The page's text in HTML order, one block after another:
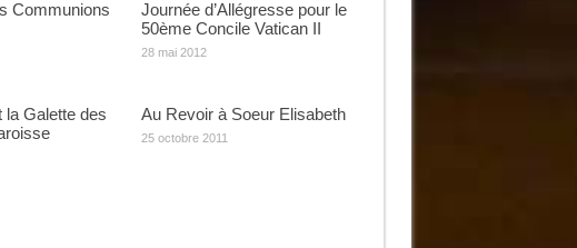
Communions
Journée d’Allégresse pour le
50ème Concile Vatican II
28 mai 2012
la Galette des
Au Revoir à Soeur Elisabeth
25 octobre 2011